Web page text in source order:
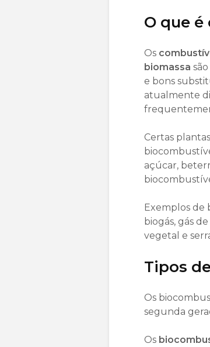
O que
Os
biomassa
e bons
atualmente
Certas
açúcar,
Exemplos de
biogás, gás
vegetal e
Tipos
Os
segunda
Os